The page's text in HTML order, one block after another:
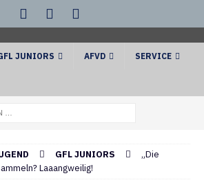
JUNIORS AFVD SERVICE
GFL JUNIORS
„Die
Laaangweilig!